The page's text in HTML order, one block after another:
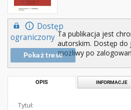
Dostęp
ograniczony
Pokaż treść
Ta publikacja jest
autorskim. Dostęp
możliwy po
OPIS INFORMACJE
Tytuł: